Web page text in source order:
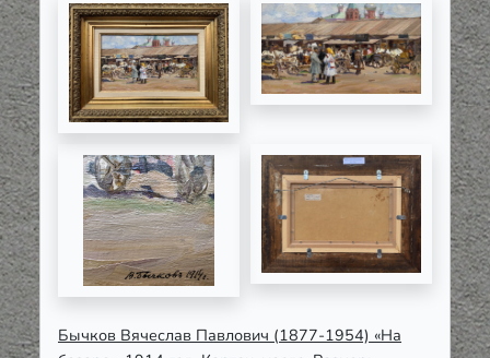
Бычков Вячеслав Павлович (1877-1954) «На